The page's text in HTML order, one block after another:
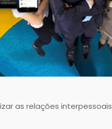
as relações interpessoais